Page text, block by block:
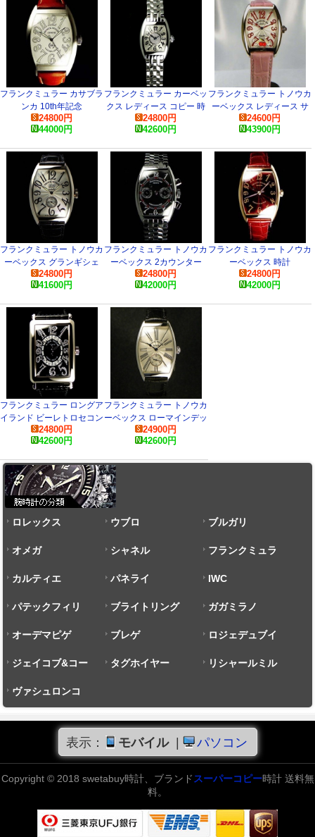
フランクミュラー カサブラ
ンカ 10th年記念
8880CASABR コピー 腕時
計
24800円
44000円
フランクミュラー カーベッ
クス レディース コピー 時
計
24800円
42600円
フランクミュラー トノウカ
ーベックス レディース サ
クラ 7502QZSAKURA コピ
ー 腕時計
24600円
43900円
フランクミュラー トノウカ
ーベックス グランギシェ
6850S6GG コピー 腕時計
24800円
41600円
フランクミュラー トノウカ
ーベックス 2カウンター
5850CC OAC Black コピー
腕時計
24800円
42000円
フランクミュラー トノウカ
ーベックス 時計
24800円
42000円
フランクミュラー ロングア
イランド ビーレトロセコン
ド ダイヤモンド
1100DSRCD OG Black コ
24800円
42600円
フランクミュラー トノウカ
ーベックス ローマインデッ
クス 時計
24900円
42600円
ロレックス ウブロ ブルガリ
オメガ シャネル フランクミュラ
ー
カルティエ パネライ IWC
パテックフィリ
ップ
ブライトリング ガガミラノ
オーデマピゲ ブレゲ ロジェデュブイ
ジェイコブ&コー タグホイヤー リシャールミル
ヴァシュロンコ
ンスタンタン
表示： モバイル パソコン
Copyright © 2018 swetabuy時計、ブランド スーパーコピー時計 送料無
料。